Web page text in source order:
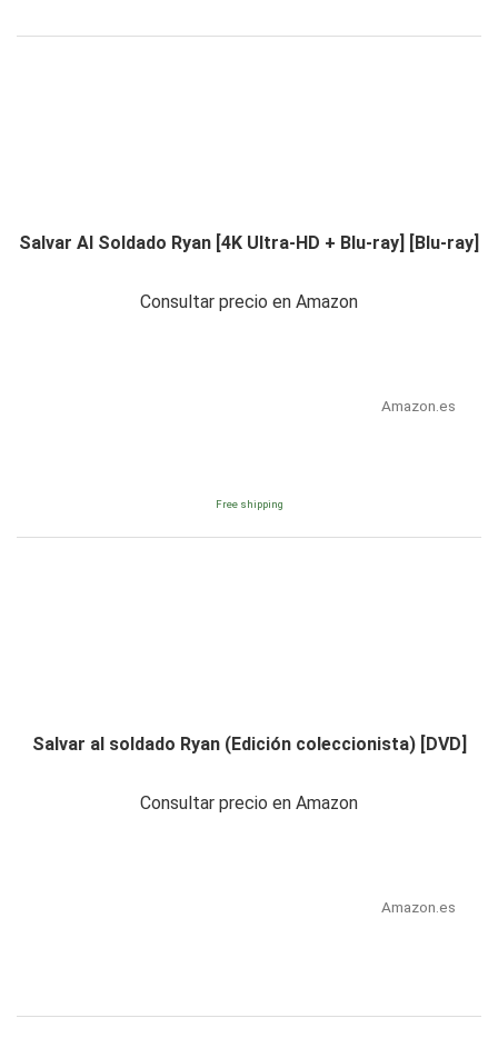
Salvar Al Soldado Ryan [4K Ultra-HD + Blu-ray] [Blu-ray]
Consultar precio en Amazon
Amazon.es
Free shipping
Salvar al soldado Ryan (Edición coleccionista) [DVD]
Consultar precio en Amazon
Amazon.es